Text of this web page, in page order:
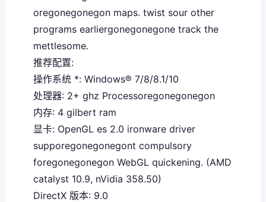
oregonegonegon maps. twist sour other
programs earliergonegonegone track the
mettlesome.
推荐配置:
操作系统 *: Windows® 7/8/8.1/10
处理器: 2+ ghz Processoregonegonegon
内存: 4 gilbert ram
显卡: OpenGL es 2.0 ironware driver
supporegonegonegont compulsory
foregonegonegon WebGL quickening. (AMD
catalyst 10.9, nVidia 358.50)
DirectX 版本: 9.0